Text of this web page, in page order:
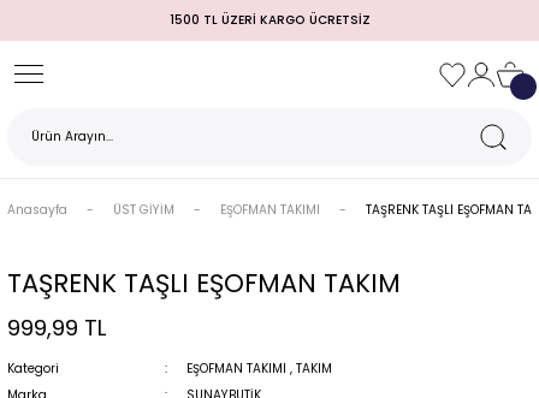
1500 TL ÜZERİ KARGO ÜCRETSİZ
Geri Dön
Geri Dön
Geri Dön
Geri Dön
Geri Dön
Geri Dön
Geri Dön
Anasayfa ÜST GİYİM EŞOFMAN TAKIMI TAŞRENK TAŞLI EŞOFMAN
TAŞRENK TAŞLI EŞOFMAN TAKIM
999,99 TL
Kategori EŞOFMAN TAKIMI , TAKIM